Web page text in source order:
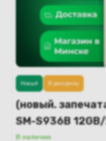
(новый.
SM-S936B
В наличии
Новый В рассрочку